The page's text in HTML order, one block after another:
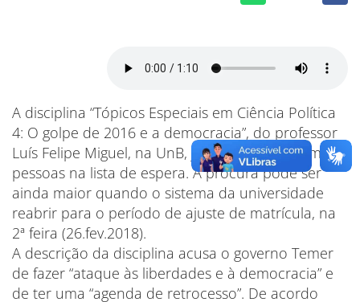
A disciplina “Tópicos Especiais em Ciência Política
4: O golpe de 2016 e a democracia”, do professor
Luís Felipe Miguel, na UnB, já está lotada e tem 40
pessoas na lista de espera. A procura pode ser
ainda maior quando o sistema da universidade
reabrir para o período de ajuste de matrícula, na
2ª feira (26.fev.2018).
A descrição da disciplina acusa o governo Temer
de fazer “ataque às liberdades e à democracia” e
de ter uma “agenda de retrocesso”. De acordo